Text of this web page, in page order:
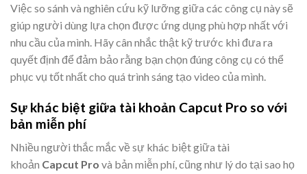
Việc so sánh và nghiên cứu kỹ lưỡng giữa các công cụ này sẽ
giúp người dùng lựa chọn được ứng dụng phù hợp nhất với
nhu cầu của mình. Hãy cân nhắc thật kỹ trước khi đưa ra
quyết định để đảm bảo rằng bạn chọn đúng công cụ có thể
phục vụ tốt nhất cho quá trình sáng tạo video của mình.
Sự khác biệt giữa tài khoản Capcut Pro so với
bản miễn phí
Nhiều người thắc mắc về sự khác biệt giữa tài
khoản Capcut Pro và bản miễn phí, cũng như lý do tại sao họ